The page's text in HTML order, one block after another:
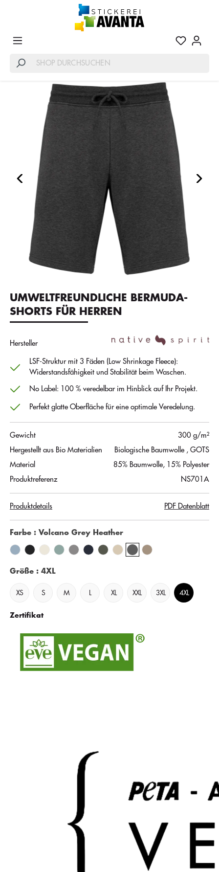
UMWELTFREUNDLICHE BERMUDA-
SHORTS FÜR HERREN
Hersteller
LSF-Struktur mit 3 Fäden (Low Shrinkage Fleece):
Widerstandsfähigkeit und Stabilität beim Waschen.
No Label: 100 % veredelbar im Hinblick auf Ihr Projekt.
Perfekt glatte Oberfläche für eine optimale Veredelung.
Gewicht
300 g/m²
Hergestellt aus Bio Materialien
Biologische Baumwolle , GOTS
Material
85% Baumwolle, 15% Polyester
Produktreferenz
NS701A
Produktdetails PDF Datenblatt
Farbe : Volcano Grey Heather
Größe : 4XL
XS S M XL XXL 3XL 4XL
Zertifikat